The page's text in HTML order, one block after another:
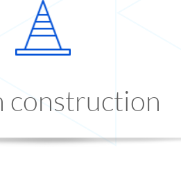
construction